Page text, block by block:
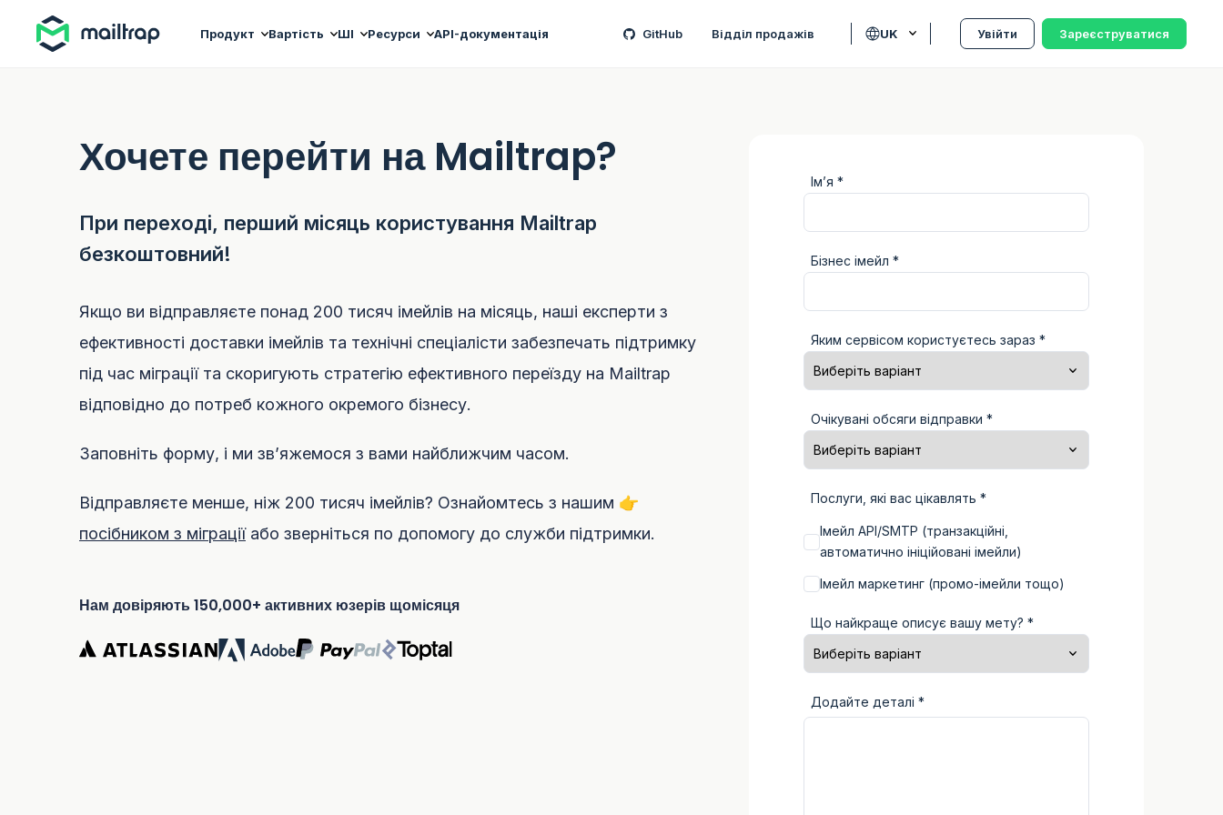
Продукт Вартість ШІ Ресурси API-документація GitHub Відділ продажів UK Увійти Зареєструватися
Хочете перейти на Mailtrap?
При переході, перший місяць користування Mailtrap
безкоштовний!
Якщо ви відправляєте понад 200 тисяч імейлів на місяць, наші експерти з
ефективності доставки імейлів та технічні спеціалісти забезпечать підтримку
під час міграції та скоригують стратегію ефективного переїзду на Mailtrap
відповідно до потреб кожного окремого бізнесу.
Заповніть форму, і ми зв’яжемося з вами найближчим часом.
Відправляєте менше, ніж 200 тисяч імейлів? Ознайомтесь з нашим 👉
посібником з міграціїабо зверніться по допомогу до служби підтримки.
Нам довіряють 150,000+ активних юзерів щомісяця
Ім’я *
Бізнес імейл *
Яким сервісом користуєтесь зараз *
Очікувані обсяги відправки *
Послуги, які вас цікавлять *
Імейл API/SMTP (транзакційні,
автоматично ініційовані імейли)
Імейл маркетинг (промо-імейли тощо)
Що найкраще описує вашу мету? *
Додайте деталі *